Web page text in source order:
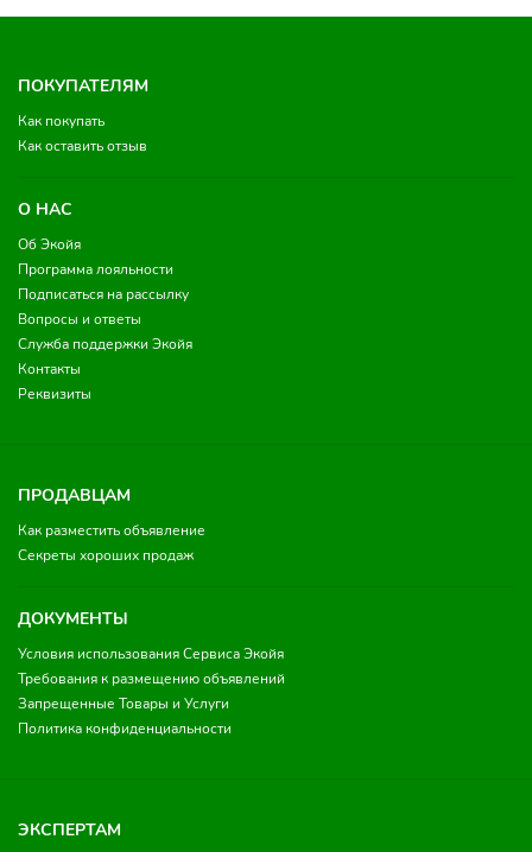
ПОКУПАТЕЛЯМ
Как покупать
Как оставить отзыв
О НАС
Об Экойя
Программа лояльности
Подписаться на рассылку
Вопросы и ответы
Служба поддержки Экойя
Контакты
Реквизиты
ПРОДАВЦАМ
Как разместить объявление
Секреты хороших продаж
ДОКУМЕНТЫ
Условия использования Сервиса Экойя
Требования к размещению объявлений
Запрещенные Товары и Услуги
Политика конфиденциальности
ЭКСПЕРТАМ